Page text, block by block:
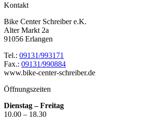
Kontakt
Bike Center Schreiber e.K.
Alter Markt 2a
91056 Erlangen
Tel.: 09131/993171
Fax.: 09131/990884
www.bike-center-schreiber.de
Öffnungszeiten
Dienstag – Freitag
10.00 – 18.30